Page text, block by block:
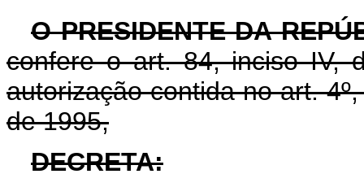
O PRESIDENTE DA
confere o art. 84, inciso IV,
autorização contida no art.
de 1995,
DECRETA: